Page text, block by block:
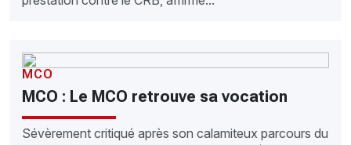
MCO
MCO : Le MCO retrouve sa vocation
Sévèrement critiqué après son calamiteux parcours du